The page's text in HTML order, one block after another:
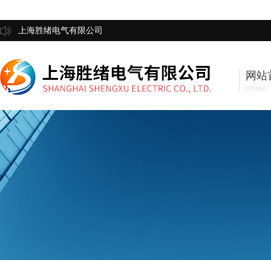
上海胜绪电气有限公司
网站
Home